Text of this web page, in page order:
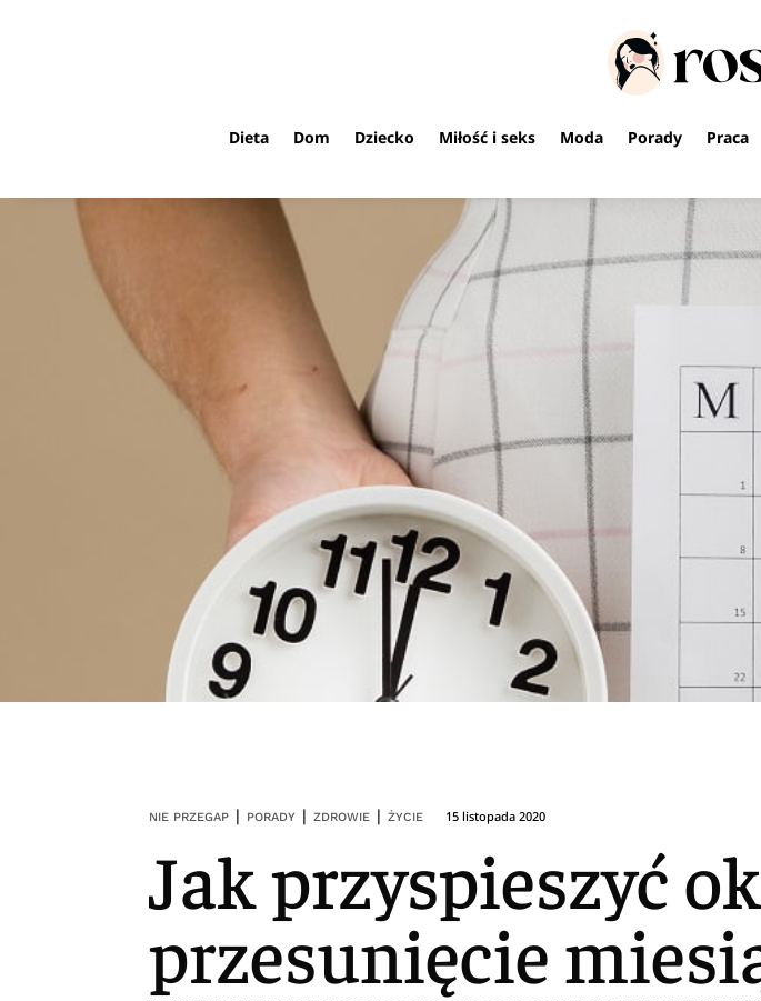
Dieta Dom Dziecko Miłość i seks Moda Porady Praca
NIE PRZEGAP | PORADY |ZDROWIE |ŻYCIE 15 listopada 2020
Jak przyspieszyć
przesunięcie